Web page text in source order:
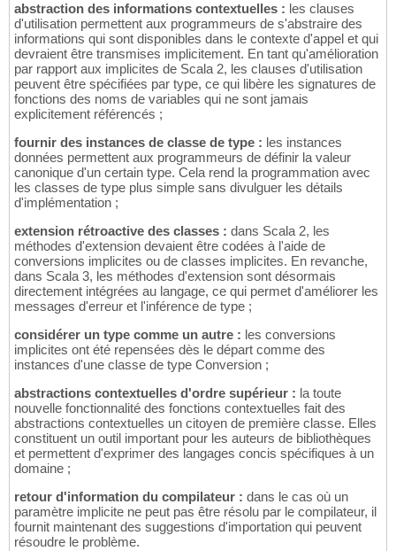
abstraction des informations contextuelles : les clauses
d'utilisation permettent aux programmeurs de s'abstraire des
informations qui sont disponibles dans le contexte d'appel et qui
devraient être transmises implicitement. En tant qu'amélioration
par rapport aux implicites de Scala 2, les clauses d'utilisation
peuvent être spécifiées par type, ce qui libère les signatures de
fonctions des noms de variables qui ne sont jamais
explicitement référencés ;
fournir des instances de classe de type : les instances
données permettent aux programmeurs de définir la valeur
canonique d'un certain type. Cela rend la programmation avec
les classes de type plus simple sans divulguer les détails
d'implémentation ;
extension rétroactive des classes : dans Scala 2, les
méthodes d'extension devaient être codées à l'aide de
conversions implicites ou de classes implicites. En revanche,
dans Scala 3, les méthodes d'extension sont désormais
directement intégrées au langage, ce qui permet d'améliorer les
messages d'erreur et l'inférence de type ;
considérer un type comme un autre : les conversions
implicites ont été repensées dès le départ comme des
instances d'une classe de type Conversion ;
abstractions contextuelles d'ordre supérieur : la toute
nouvelle fonctionnalité des fonctions contextuelles fait des
abstractions contextuelles un citoyen de première classe. Elles
constituent un outil important pour les auteurs de bibliothèques
et permettent d'exprimer des langages concis spécifiques à un
domaine ;
retour d'information du compilateur : dans le cas où un
paramètre implicite ne peut pas être résolu par le compilateur, il
fournit maintenant des suggestions d'importation qui peuvent
résoudre le problème.